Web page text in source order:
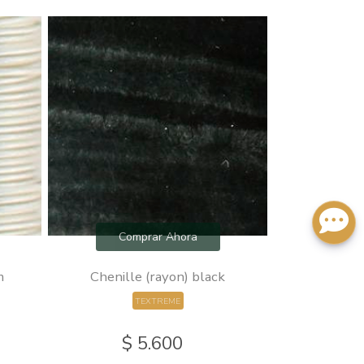
Comprar Ahora
Chenille (rayon) black
TEXTREME
$ 5.600